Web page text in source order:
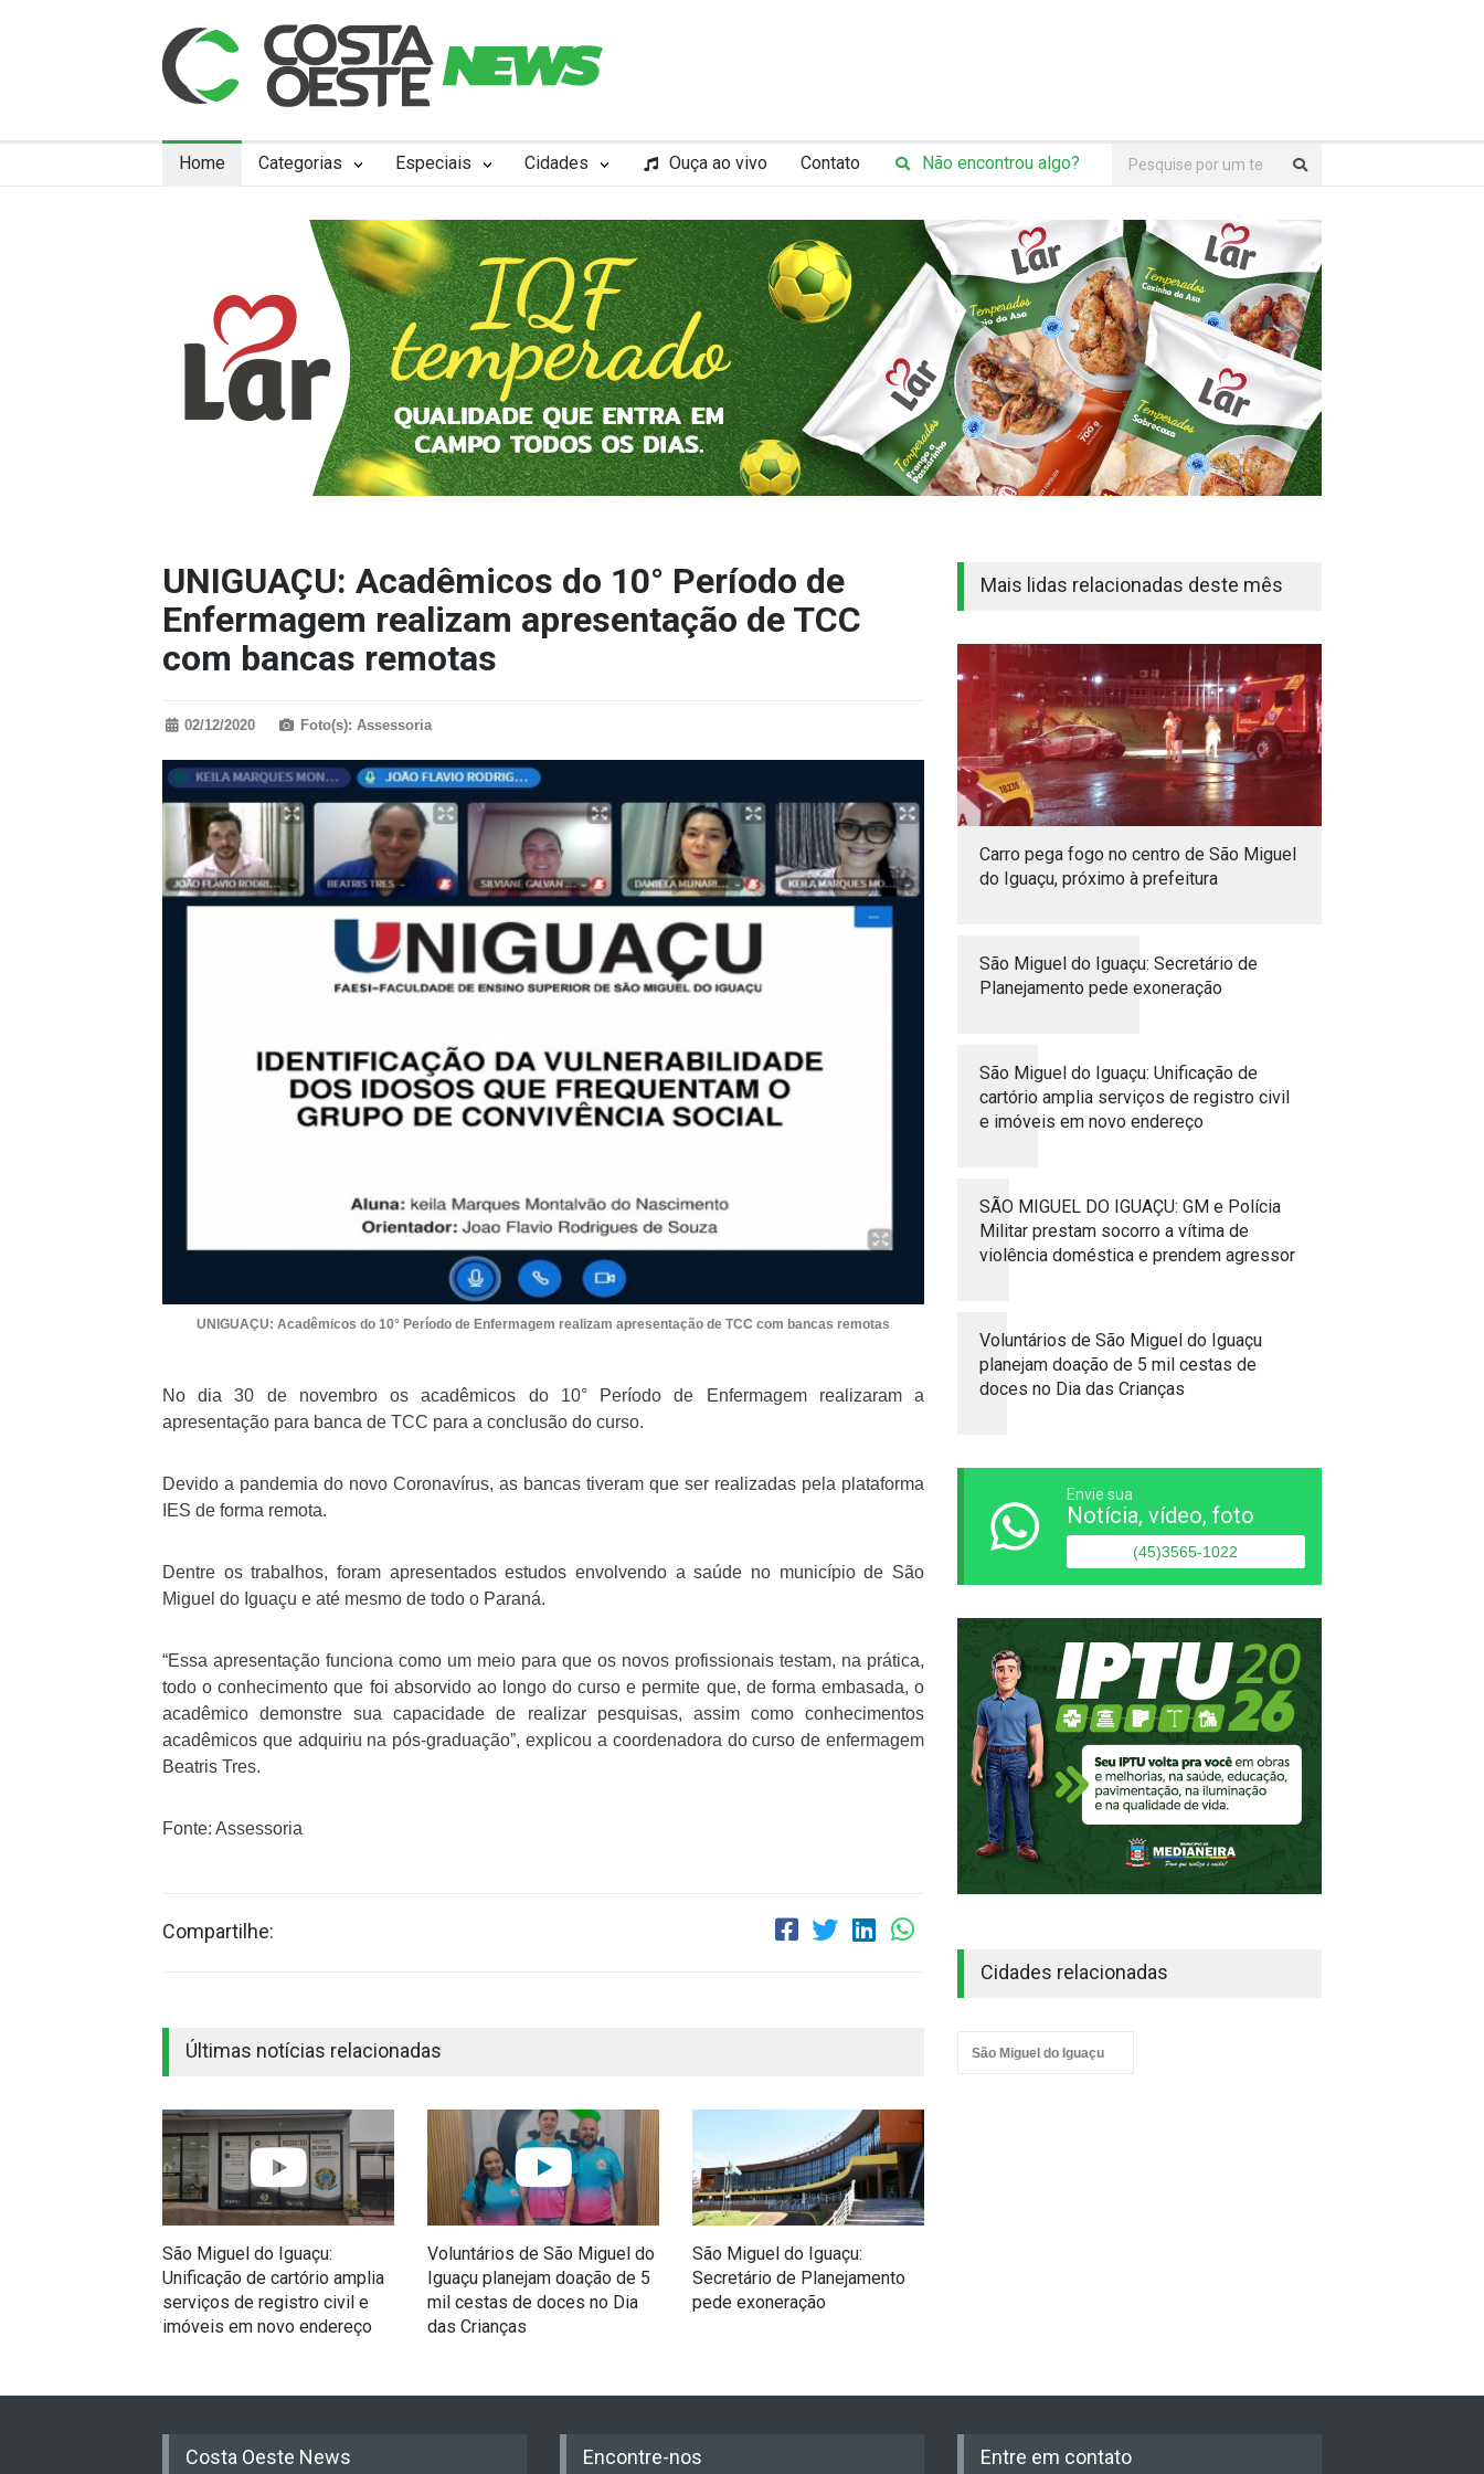
Home Categorias Especiais Cidades Ouça ao vivo Contato Não encontrou algo?
UNIGUAÇU: Acadêmicos do 10° Período de
Enfermagem realizam apresentação de TCC
com bancas remotas
02/12/2020 Foto(s): Assessoria
UNIGUAÇU: Acadêmicos do 10° Período de Enfermagem realizam apresentação de TCC com bancas remotas
No dia 30 de novembro os acadêmicos do 10° Período de Enfermagem realizaram a
apresentação para banca de TCC para a conclusão do curso.
Devido a pandemia do novo Coronavírus, as bancas tiveram que ser realizadas pela plataforma
IES de forma remota.
Dentre os trabalhos, foram apresentados estudos envolvendo a saúde no município de São
Miguel do Iguaçu e até mesmo de todo o Paraná.
“Essa apresentação funciona como um meio para que os novos profissionais testam, na prática,
todo o conhecimento que foi absorvido ao longo do curso e permite que, de forma embasada, o
acadêmico demonstre sua capacidade de realizar pesquisas, assim como conhecimentos
acadêmicos que adquiriu na pós-graduação”, explicou a coordenadora do curso de enfermagem
Beatris Tres.
Fonte: Assessoria
Compartilhe:
Últimas notícias relacionadas
São Miguel do Iguaçu:
Unificação de cartório amplia
serviços de registro civil e
imóveis em novo endereço
Voluntários de São Miguel do
Iguaçu planejam doação de 5
mil cestas de doces no Dia
das Crianças
São Miguel do Iguaçu:
Secretário de Planejamento
pede exoneração
Mais lidas relacionadas deste mês
Carro pega fogo no centro de São Miguel
do Iguaçu, próximo à prefeitura
São Miguel do Iguaçu: Secretário de
Planejamento pede exoneração
São Miguel do Iguaçu: Unificação de
cartório amplia serviços de registro civil
e imóveis em novo endereço
SÃO MIGUEL DO IGUAÇU: GM e Polícia
Militar prestam socorro a vítima de
violência doméstica e prendem agressor
Voluntários de São Miguel do Iguaçu
planejam doação de 5 mil cestas de
doces no Dia das Crianças
Envie sua
Notícia, vídeo, foto
(45)3565-1022
Cidades relacionadas
São Miguel do Iguaçu
Costa Oeste News Encontre-nos Entre em contato